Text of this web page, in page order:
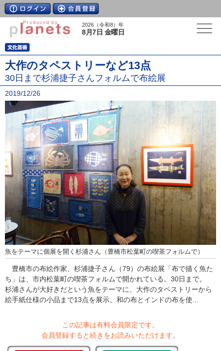
2026（令和8）年
8月7日 金曜日
大作のタペストリーなど13点
30日まで杉浦捷子さんフォルムで布絵展
2019/12/26
魚をテーマに個展を開く杉浦さん（豊橋市松葉町の喫茶フォルムで）
豊橋市の布絵作家、杉浦捷子さん（79）の布絵展「布で描く魚た
ち」は、市内松葉町の喫茶フォルムで開かれている。30日まで。
杉浦さんが大好きだという魚をテーマに、大作のタペストリーから
絵手紙仕様の小品まで13点を展示。和の布とインドの布を使...
この記事は有料会員限定です。
会員登録すると続きをお読みいただけます。